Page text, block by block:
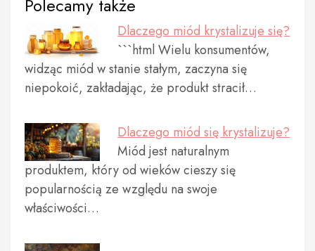
Polecamy także
Dlaczego miód krystalizuje się?
```html Wielu konsumentów,
widząc miód w stanie stałym, zaczyna się
niepokoić, zakładając, że produkt stracił…
Dlaczego miód się krystalizuje?
Miód jest naturalnym
produktem, który od wieków cieszy się
popularnością ze względu na swoje
właściwości…